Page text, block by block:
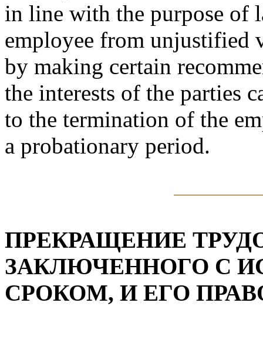
in line with the purpose of
employee from unjustified
by making certain
the interests of the parties
to the termination of the
a probationary period.
ПРЕКРАЩЕНИЕ
ЗАКЛЮЧЕННОГО С
СРОКОМ, И ЕГО